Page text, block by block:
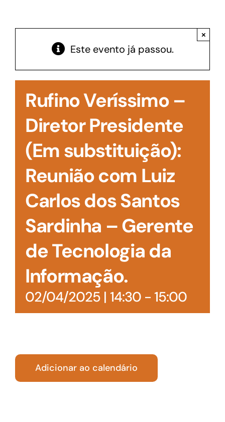
Este evento já passou.
×
Rufino Veríssimo –
Diretor Presidente
(Em substituição):
Reunião com Luiz
Carlos dos Santos
Sardinha – Gerente
de Tecnologia da
Informação.
02/04/2025 | 14:30- 15:00
Adicionar ao calendário